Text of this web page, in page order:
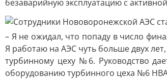
безаварийную эксплуатацию с
– Я не ожидал, что попаду в число
Я работаю на АЭС чуть больше двух
турбинному цеху №6. Руководство
оборудованию турбинного цеха №6